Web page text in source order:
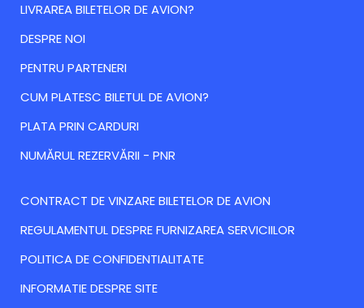
LIVRAREA BILETELOR DE AVION?
DESPRE NOI
PENTRU PARTENERI
CUM PLATESC BILETUL DE AVION?
PLATA PRIN CARDURI
NUMĂRUL REZERVĂRII - PNR
CONTRACT DE VINZARE BILETELOR DE AVION
REGULAMENTUL DESPRE FURNIZAREA SERVICIILOR
POLITICA DE CONFIDENTIALITATE
INFORMATIE DESPRE SITE